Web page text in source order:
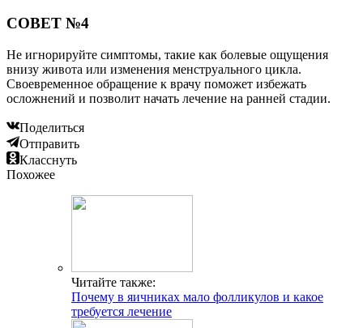
СОВЕТ №4
Не игнорируйте симптомы, такие как болевые ощущения
внизу живота или изменения менструального цикла.
Своевременное обращение к врачу поможет избежать
осложнений и позволит начать лечение на ранней стадии.
Поделиться
Отправить
Класснуть
Похожее
Читайте также:
Почему в яичниках мало фолликулов и какое
требуется лечение